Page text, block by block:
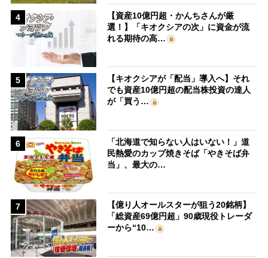
4
【資産10億円超・かんちさんが厳
選！】「キオクシアの次」に資金が流
れる期待の高…
5
【キオクシアが「配当」導入へ】それ
でも資産10億円超の配当株投資の達人
が「買う…
6
「北海道で知らない人はいない！」道
民熱愛のカップ焼きそば「やきそば弁
当」、最大の…
7
【億り人オールスターが狙う20銘柄】
「総資産69億円超」90歳現役トレーダ
ーから“10…